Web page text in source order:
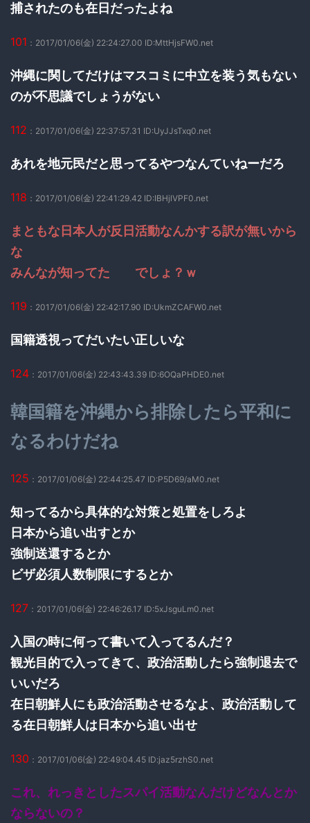
捕されたのも在日だったよね
101 ：2017/01/06(金) 22:24:27.00 ID:MttHjsFW0.net
沖縄に関してだけはマスコミに中立を装う気もない
のが不思議でしょうがない
112 ：2017/01/06(金) 22:37:57.31 ID:UyJJsTxq0.net
あれを地元民だと思ってるやつなんていねーだろ
118 ：2017/01/06(金) 22:41:29.42 ID:IBHjlVPF0.net
まともな日本人が反日活動なんかする訳が無いから
な
みんなが知ってた でしょ？ｗ
119 ：2017/01/06(金) 22:42:17.90 ID:UkmZCAFW0.net
国籍透視ってだいたい正しいな
124 ：2017/01/06(金) 22:43:43.39 ID:6OQaPHDE0.net
韓国籍を沖縄から排除したら平和に
なるわけだね
125 ：2017/01/06(金) 22:44:25.47 ID:P5D69/aM0.net
知ってるから具体的な対策と処置をしろよ
日本から追い出すとか
強制送還するとか
ビザ必須人数制限にするとか
127 ：2017/01/06(金) 22:46:26.17 ID:5xJsguLm0.net
入国の時に何って書いて入ってるんだ？
観光目的で入ってきて、政治活動したら強制退去で
いいだろ
在日朝鮮人にも政治活動させるなよ、政治活動して
る在日朝鮮人は日本から追い出せ
130 ：2017/01/06(金) 22:49:04.45 ID:jaz5rzhS0.net
これ、れっきとしたスパイ活動なんだけどなんとか
ならないの？